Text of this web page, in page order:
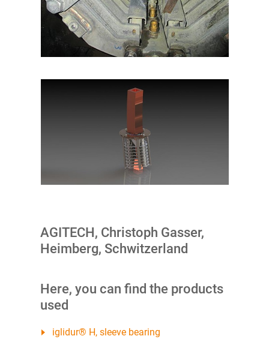
AGITECH, Christoph Gasser,
Heimberg, Schwitzerland
Here, you can find the products
used
iglidur® H, sleeve bearing